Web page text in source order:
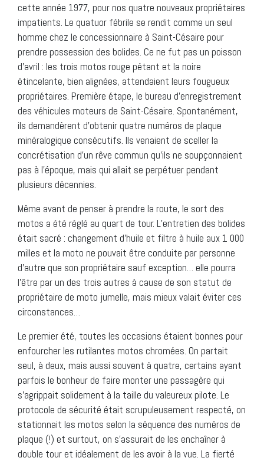
cette année 1977, pour nos quatre nouveaux propriétaires
impatients. Le quatuor fébrile se rendit comme un seul
homme chez le concessionnaire à Saint-Césaire pour
prendre possession des bolides. Ce ne fut pas un poisson
d’avril : les trois motos rouge pétant et la noire
étincelante, bien alignées, attendaient leurs fougueux
propriétaires. Première étape, le bureau d’enregistrement
des véhicules moteurs de Saint-Césaire. Spontanément,
ils demandèrent d’obtenir quatre numéros de plaque
minéralogique consécutifs. Ils venaient de sceller la
concrétisation d’un rêve commun qu’ils ne soupçonnaient
pas à l’époque, mais qui allait se perpétuer pendant
plusieurs décennies.
Même avant de penser à prendre la route, le sort des
motos a été réglé au quart de tour. L’entretien des bolides
était sacré : changement d’huile et filtre à huile aux 1 000
milles et la moto ne pouvait être conduite par personne
d’autre que son propriétaire sauf exception… elle pourra
l’être par un des trois autres à cause de son statut de
propriétaire de moto jumelle, mais mieux valait éviter ces
circonstances…
Le premier été, toutes les occasions étaient bonnes pour
enfourcher les rutilantes motos chromées. On partait
seul, à deux, mais aussi souvent à quatre, certains ayant
parfois le bonheur de faire monter une passagère qui
s’agrippait solidement à la taille du valeureux pilote. Le
protocole de sécurité était scrupuleusement respecté, on
stationnait les motos selon la séquence des numéros de
plaque (!) et surtout, on s’assurait de les enchaîner à
double tour et idéalement de les avoir à la vue. La fierté